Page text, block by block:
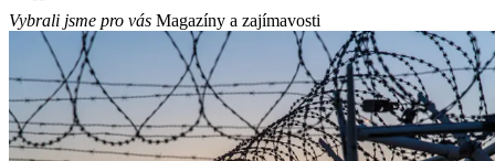
Vybrali jsme pro vás Magazíny a zajímavosti